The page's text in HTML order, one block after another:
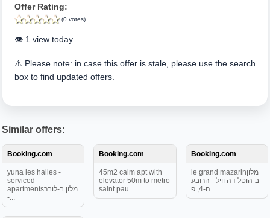
Offer Rating:
(0 votes)
👁️ 1 view today
⚠️ Please note: in case this offer is stale, please use the search
box to find updated offers.
Similar offers:
Booking.com
yuna les halles -
serviced
apartmentsמלון ב-לובר
-...
Booking.com
45m2 calm apt with
elevator 50m to metro
saint pau...
Booking.com
le grand mazarinמלון
ב-הוטל דה וויל - הרובע
ה-4, פ...